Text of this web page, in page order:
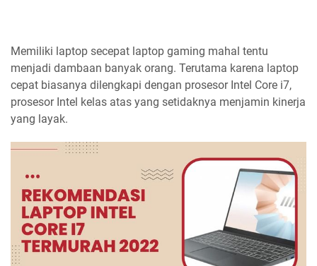
Memiliki laptop secepat laptop gaming mahal tentu
menjadi dambaan banyak orang. Terutama karena laptop
cepat biasanya dilengkapi dengan prosesor Intel Core i7,
prosesor Intel kelas atas yang setidaknya menjamin kinerja
yang layak.